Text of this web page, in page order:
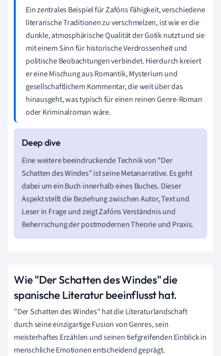
Ein zentrales Beispiel für Zafóns Fähigkeit, verschiedene
literarische Traditionen zu verschmelzen, ist wie er die
dunkle, atmosphärische Qualität der Gotik nutzt und sie
mit einem Sinn für historische Verdrossenheit und
politische Beobachtungen verbindet. Hierdurch kreiert
er eine Mischung aus Romantik, Mysterium und
gesellschaftlichem Kommentar, die weit über das
hinausgeht, was typisch für einen reinen Genre-Roman
oder Kriminalroman wäre.
Eine weitere beeindruckende Technik von "Der
Schatten des Windes" ist seine Metanarrative. Es geht
dabei um ein Buch innerhalb eines Buches. Dieser
Aspekt stellt die Beziehung zwischen Autor, Text und
Leser in Frage und zeigt Zafóns Verständnis und
Beherrschung der postmodernen Theorie und Praxis.
Wie "Der Schatten des Windes" die
spanische Literatur beeinflusst hat.
"Der Schatten des Windes" hat die Literaturlandschaft
durch seine einzigartige Fusion von Genres, sein
meisterhaftes Erzählen und seinen tiefgreifenden Einblick in
menschliche Emotionen entscheidend geprägt.